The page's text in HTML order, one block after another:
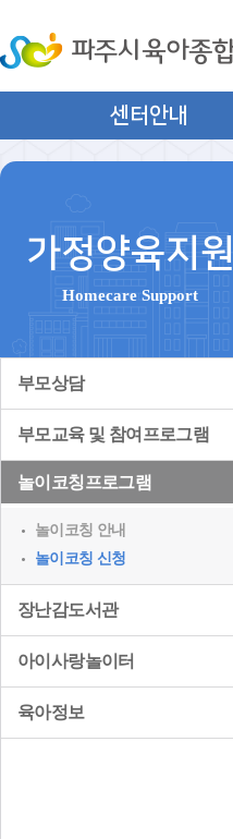
센터안내
가정양육지원
Homecare Support
부모상담
부모교육 및 참여프로그램
놀이코칭프로그램
놀이코칭 안내
놀이코칭 신청
장난감도서관
아이사랑놀이터
육아정보